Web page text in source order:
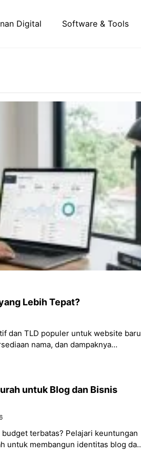
Digital Software & Tools
Lebih Tepat?
dan TLD populer untuk website baru
nama, dan dampaknya
untuk Blog dan Bisnis
terbatas? Pelajari keuntungan
untuk membangun identitas blog dan